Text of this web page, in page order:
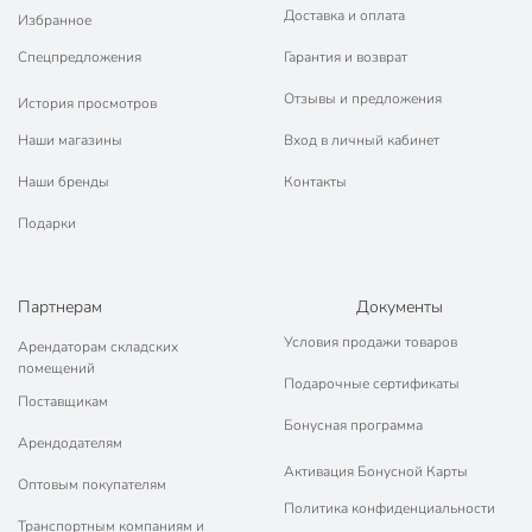
Техническая информация
Мощность, Вт
40 Вт
Количество лампочек, шт
1 шт
Бренд
Страна производства
Цвет плафона/абажура
белый
Материал плафона/абажура
пластик
Цвет арматуры
Материал арматуры
Питание
Избранное
Спецпредложения
История просмотров
Наши магазины
Наши бренды
Подарки
Доставка и оплата
Гарантия и возврат
Отзывы и предложения
Вход в личный кабинет
Контакты
Партнерам
Арендаторам складских
помещений
Поставщикам
Арендодателям
Оптовым покупателям
Транспортным компаниям и
Документы
Условия продажи товаров
Подарочные сертификаты
Бонусная программа
Активация Бонусной Карты
Политика конфиденциальности